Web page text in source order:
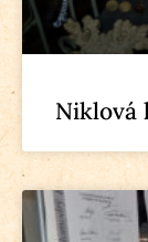
Niklová